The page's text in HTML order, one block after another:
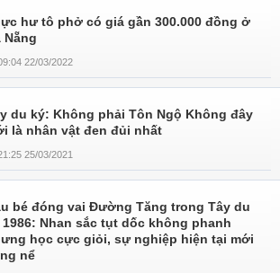
hư tô phở có giá gần 300.000 đồng ở
Nẵng
22/03/2022
du ký: Không phải Tôn Ngộ Không đây
là nhân vật đen đủi nhất
25/03/2021
bé đóng vai Đường Tăng trong Tây du
1986: Nhan sắc tụt dốc không phanh
học cực giỏi, sự nghiệp hiện tại mới
nể